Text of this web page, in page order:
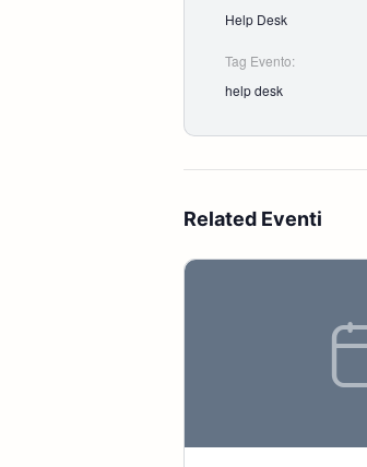
Help Desk
Tag Evento:
help desk
Related Eventi